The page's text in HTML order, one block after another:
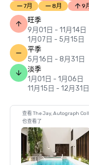
7月
8月 9
旺季
9月01日 - 11月14日
1月07日 - 5月15日
平季
5月16日 - 8月31日
淡季
1月01日 - 1月06日
11月15日 - 12月31日
查看 The Jay, Autograph
也查看了